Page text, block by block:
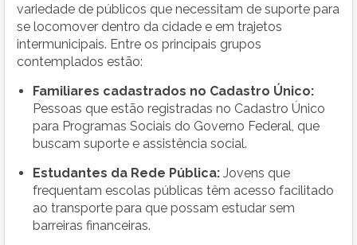
variedade de públicos que necessitam de suporte para
se locomover dentro da cidade e em trajetos
intermunicipais. Entre os principais grupos
contemplados estão:
Familiares cadastrados no Cadastro Único:
Pessoas que estão registradas no Cadastro Único
para Programas Sociais do Governo Federal, que
buscam suporte e assistência social.
Estudantes da Rede Pública: Jovens que
frequentam escolas públicas têm acesso facilitado
ao transporte para que possam estudar sem
barreiras financeiras.